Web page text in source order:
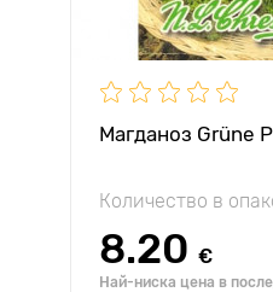
Магданоз Grüne
Количество в
8.20 €
Най-ниска цена в